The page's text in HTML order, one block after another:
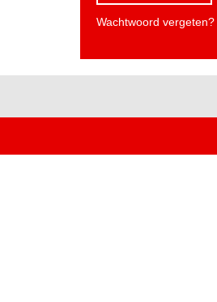
Wachtwoord vergeten?